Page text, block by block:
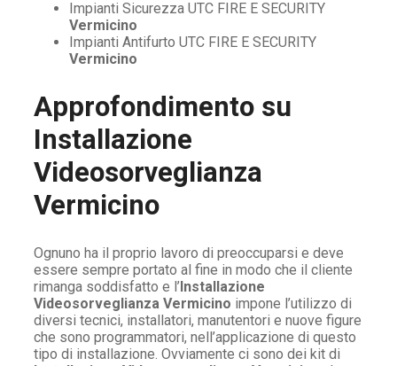
Impianti Sicurezza UTC FIRE E SECURITY
Vermicino
Impianti Antifurto UTC FIRE E SECURITY
Vermicino
Approfondimento su
Installazione
Videosorveglianza
Vermicino
Ognuno ha il proprio lavoro di preoccuparsi e deve
essere sempre portato al fine in modo che il cliente
rimanga soddisfatto e l’Installazione
Videosorveglianza Vermicino impone l’utilizzo di
diversi tecnici, installatori, manutentori e nuove figure
che sono programmatori, nell’applicazione di questo
tipo di installazione. Ovviamente ci sono dei kit di